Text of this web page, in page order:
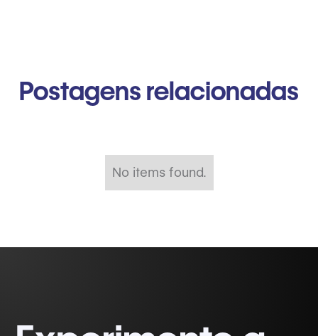
Postagens relacionadas
No items found.